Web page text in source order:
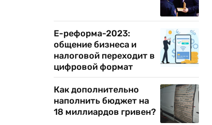
Е-реформа-2023:
общение бизнеса и
налоговой переходит в
цифровой формат
Как дополнительно
наполнить бюджет на
18 миллиардов гривен?